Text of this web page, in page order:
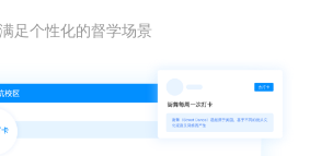
满足个性化的督学场景